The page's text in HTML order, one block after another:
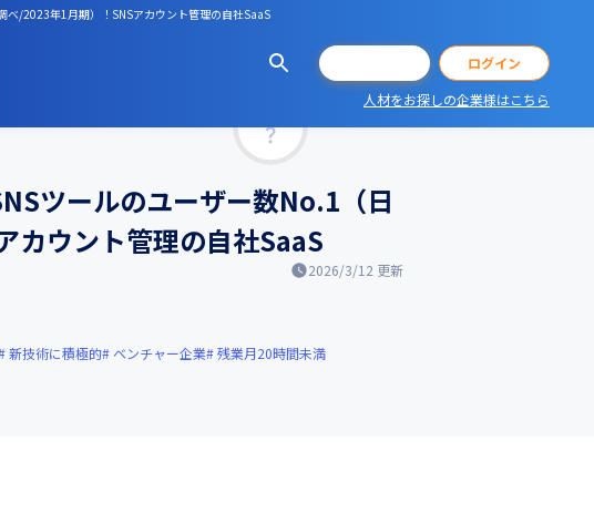
べ/2023年1月期）！SNSアカウント管理の自社SaaS
ログイン
人材をお探しの企業様はこちら
ツールのユーザー数No.1（日
カウント管理の自社SaaS
2026/3/12 更新
新技術に積極的 ベンチャー企業 残業月20時間未満